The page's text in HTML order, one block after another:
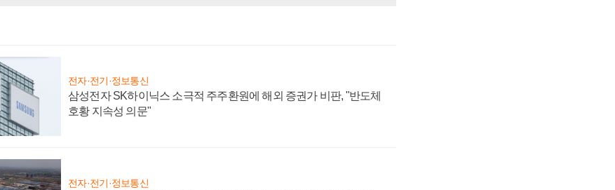
전자·전기·정보통신
삼성전자 SK하이닉스 소극적 주주환원에 해외 증권가 비판, "반도체
호황 지속성 의문"
전자·전기·정보통신